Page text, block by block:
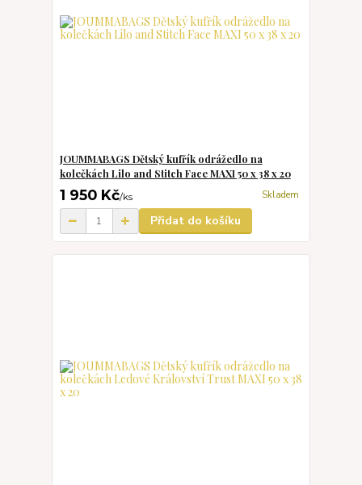
JOUMMABAGS Dětský kufřík odrážedlo na
kolečkách Lilo and Stitch Face MAXI 50 x 38 x 20
1 950 Kč/ks Skladem
Přidat do košíku